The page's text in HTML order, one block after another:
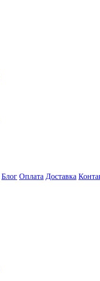
Блог Оплата Доставка